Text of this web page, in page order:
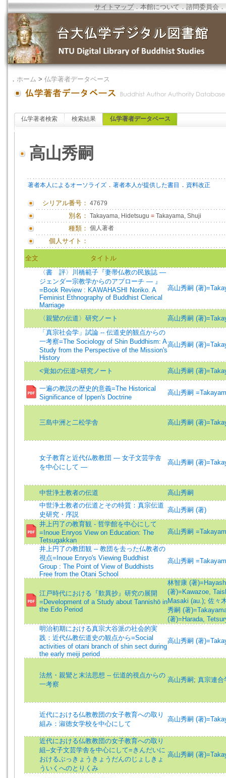
サイトマップ．本館について ．諮問委員会 ．
． ホーム > 仏学著者データベース
仏学著者検索 検索結果 仏学著者データベース
高山秀嗣
著者本人によるオーソライズ ． 著者本人が提供した書目 ． 資料改正
シリアル番号： 47679
別名： Takayama, Hidetsugu = Takayama, Shuji
種類： 個人著者
個人サイト：
全文
タイトル
〈書 評〉川橋範子『妻帯仏教の民族誌 ―
ジェンダー宗教学からのアプローチ ― 』
=Book Review : KAWAHASHI Noriko. A
Feminist Ethnography of Buddhist Clerical
Marriage
高山秀嗣 (著
〈親鸞の伝道〉研究ノート
高山秀嗣 (著
「真宗社会学」試論 -- 伝道史的観点からの
一考察=The Sociology of Shin Buddhism: A
Study from the Perspective of the Mission's
History
高山秀嗣 (著
<覚如の伝道>研究ノート 高山秀嗣 (著
一遍の教説の歴史的意義=The Historical
Significance of Ippen's Doctrine
高山秀嗣
三島中洲と二松学舎 高山秀嗣 (著
女子教育と近代仏教教団 ― 女子文芸学舎
を中心にして ―
高山秀嗣 (著
中世浄土教者の伝道
高山秀嗣
中世浄土教者の伝道とその特質：真宗伝道
史研究・序説
高山秀嗣 (著)
井上円了の教育観 - 哲学館を中心にして
=Inoue Enryos View on Education: The
Tetsugakkan
高山秀嗣
井上円了の教団観 -- 教団を去った仏教者の
視点=Inoue Enryo's Viewing Buddhist
Group : The Point of View of Buddhists
Free from the Otani School
高山秀嗣
江戸時代における『歎異抄』研究の展開
=Development of a Study about Tannishō in
the Edo Period
林智康 (著
(著)=Kawazoe,
Masaki (au.); 佐々
秀嗣 (著
(著)=Harada,
明治初期における真宗大谷派の社会的実
践：近代仏教伝道史の観点から=Social
activities of otani branch of shin sect during
the early meiji period
高山秀嗣 (著
法然・親鸞と末法思想 -- 伝道的視点からの
一考察
高山秀嗣 ; 真宗連合
近代における仏教教団の女子教育への取り
組み：淑徳女学校を中心にして
高山秀嗣 (著
近代における仏教教団の女子教育への取り
組--女子文芸学舎を中心にして=きんだいに
おけるぶっきょうきょうだんのじょしきょ
ういくへのとりくみ
高山秀嗣 (著